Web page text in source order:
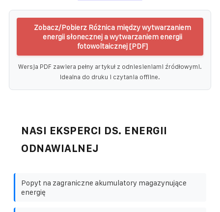
Zobacz/Pobierz Różnica między wytwarzaniem
energii słonecznej a wytwarzaniem energii
fotowoltaicznej [PDF]
Wersja PDF zawiera pełny artykuł z odniesieniami źródłowymi.
Idealna do druku i czytania offline.
NASI EKSPERCI DS. ENERGII
ODNAWIALNEJ
Popyt na zagraniczne akumulatory magazynujące
energię